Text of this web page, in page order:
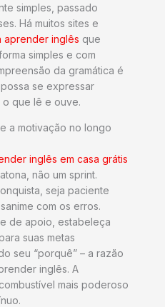
simples, passado
Há muitos sites e
aprender inglês que
simples e com
da gramática é
se expressar
que lê e ouve.
a motivação no longo
inglês em casa grátis
não um sprint.
seja paciente
com os erros.
de apoio, estabeleça
suas metas
seu “porquê” – a razão
inglês. A
mais poderoso